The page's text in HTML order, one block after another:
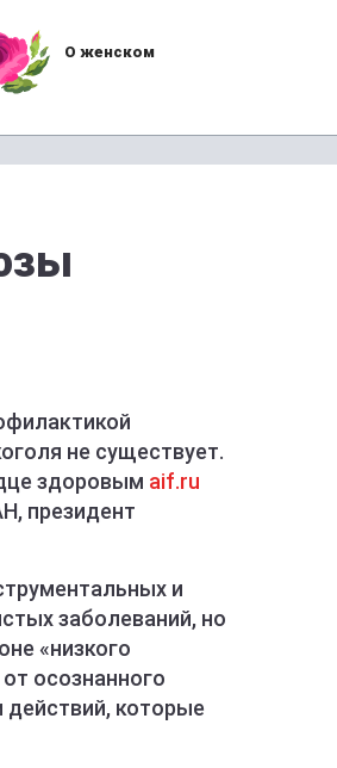
О женском
не существует.
здоровым aif.ru
президент
и
заболеваний, но
«низкого
осознанного
которые